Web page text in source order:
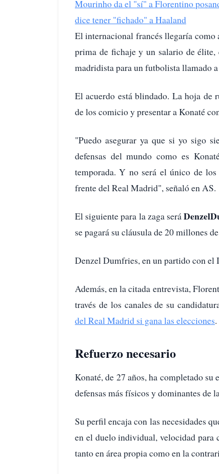
Mourinho da el "sí" a Florentino
dice tener "fichado" a Haaland
El internacional francés llegaría
prima de fichaje y un salario de élite,
madridista para un futbolista llamado
El acuerdo está blindado. La hoja de
de los comicio y presentar a Konaté
"Puedo asegurar ya que si yo sigo
defensas del mundo como es
temporada. Y no será el único de
frente del Real Madrid", señaló en AS.
El siguiente para la zaga seráDenzel
se pagará su cláusula de 20 millones
Denzel Dumfries, en un partido con el
Además, en la citada entrevista,
través de los canales de su
del Real Madrid si gana las elecciones.
Refuerzo necesario
Konaté, de 27 años, ha completado
defensas más físicos y dominantes de
Su perfil encaja con las necesidades
en el duelo individual, velocidad para
tanto en área propia como en la